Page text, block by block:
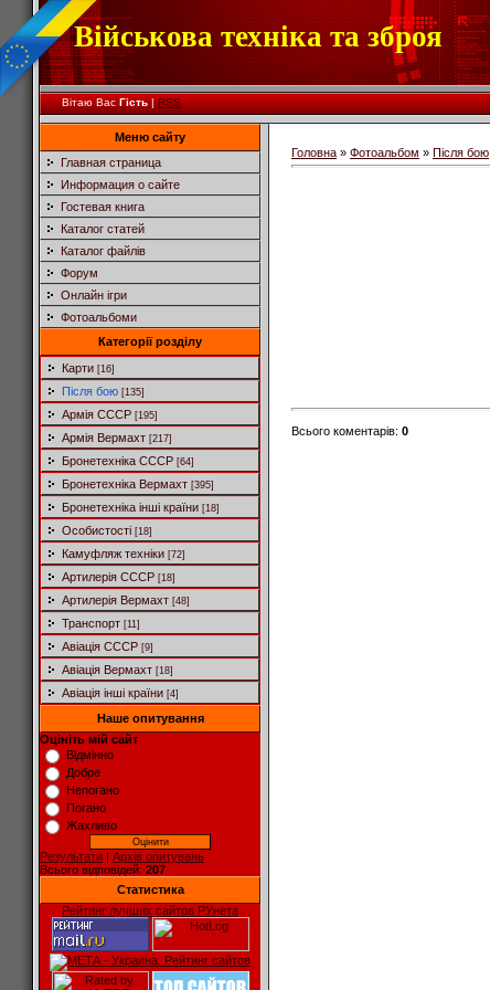
Військова техніка та зброя
Вітаю Вас Гість|RSS
Меню сайту
Главная страница
Информация о сайте
Гостевая книга
Каталог статей
Каталог файлів
Форум
Онлайн ігри
Фотоальбоми
Категорії розділу
Карти [16]
Після бою [135]
Армія СССР [195]
Армія Вермахт [217]
Бронетехніка СССР [64]
Бронетехніка Вермахт [395]
Бронетехніка інші країни [18]
Особистості [18]
Камуфляж техніки [72]
Артилерія СССР [18]
Артилерія Вермахт [48]
Транспорт [11]
Авіація СССР [9]
Авіація Вермахт [18]
Авіація інші країни [4]
Наше опитування
Оцініть мій сайт
Відмінно
Добре
Непогано
Погано
Жахливо
Результати | Архів опитувань
Всього відповідей: 207
Статистика
Рейтинг лучших сайтов РУнета
Головна » Фотоальбом » Після бою
Всього коментарів: 0